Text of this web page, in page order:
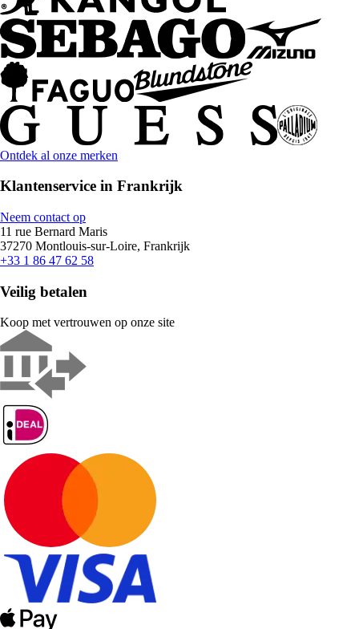
Ontdek al onze merken
Klantenservice in Frankrijk
Neem contact op
11 rue Bernard Maris
37270 Montlouis-sur-Loire, Frankrijk
+33 1 86 47 62 58
Veilig betalen
Koop met vertrouwen op onze site